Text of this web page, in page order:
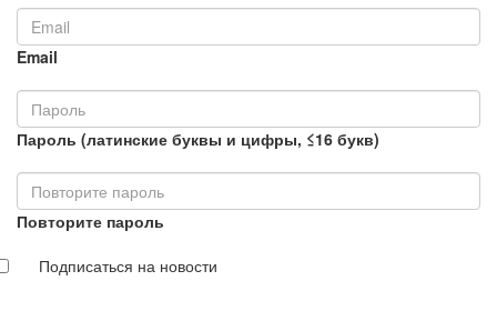
Email
Пароль (латинские буквы и цифры, ≤16 букв)
Повторите пароль
Подписаться на новости